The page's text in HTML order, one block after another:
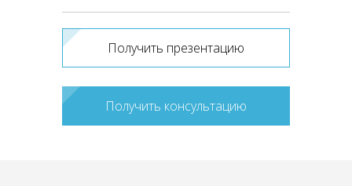
Получить презентацию
Получить консультацию